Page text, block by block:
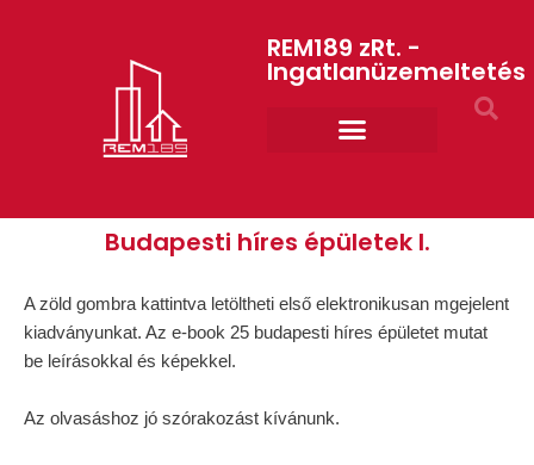
REM189 zRt. -
Ingatlanüzemeltetés
Budapesti híres épületek I.
A zöld gombra kattintva letöltheti első elektronikusan mgejelent
kiadványunkat. Az e-book 25 budapesti híres épületet mutat
be leírásokkal és képekkel.
Az olvasáshoz jó szórakozást kívánunk.